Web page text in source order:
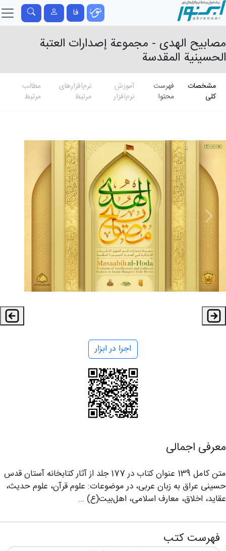
فا
مصابیح الهدی - مجموعة إصدارات العتبة
الحسینیة المقدسة
مشخصات
کلی
فهرست
محتوا
آموزش
نرم‌افزار
نرم‌افزارهای
مرتبط
مطالب
مرتبط
اجرا در ابزار
معرفی اجمالی
متن کامل 139 عنوان کتاب در 177 جلد از آثار کتابخانه آستان قدس
حسینی عراق به زبان عربی، در موضوعات: علوم قرآن، علوم حدیث،
عقاید، اخلاق، معارف اسلامی، اهل‌بیت(ع) ...
فهرست کتب